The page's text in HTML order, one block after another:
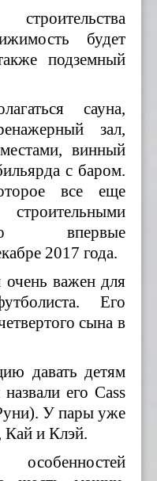
будет
подземный
сауна,
зал,
винный
с баром.
все еще
впервые
2017 года.
важен для
Его
сына в
давать детям
его Cass
У пары уже
Кай и Клэй.